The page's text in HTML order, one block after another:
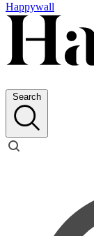
Happywall
Search